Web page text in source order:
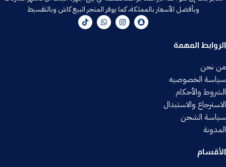
وبأفضل الأسعار بالمملكة، كما يوفر المتجر البيع كاش وبالتقسيط
الروابط المهمة
من نحن
سياسة الخصوصيه
الشروط والأحكام
الاسترجاع والاستبدال
سياسة الشحن
المدونة
الأقسام